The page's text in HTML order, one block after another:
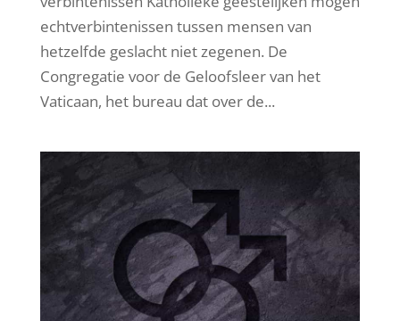
echtverbintenissen tussen mensen van
hetzelfde geslacht niet zegenen. De
Congregatie voor de Geloofsleer van het
Vaticaan, het bureau dat over de...